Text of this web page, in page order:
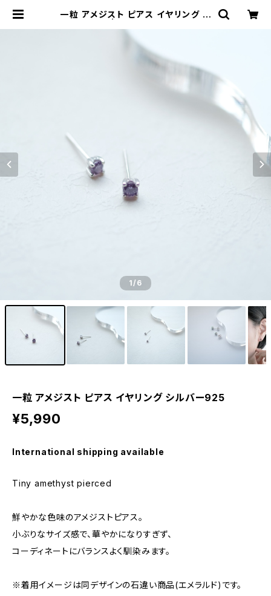
一粒 アメジスト ピアス イヤリング シ
oud-jewelry) レディース メンズ ア
クセサリー ネックレス ピアス 指輪 ギ
1/6
一粒 アメジスト ピアス イヤリング シルバー925
¥5,990
International shipping available
Tiny amethyst pierced
鮮やかな色味のアメジストピアス。
小ぶりなサイズ感で、華やかになりすぎず、
コーディネートにバランスよく馴染みます。
※着用イメージは同デザインの石違い商品(エメラルド)です。